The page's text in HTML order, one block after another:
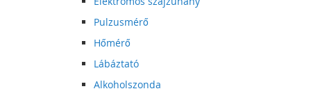
Pulzusmérő
Hőmérő
Lábáztató
Alkoholszonda